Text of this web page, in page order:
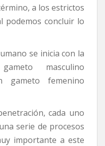
a los estrictos
podemos concluir lo
se inicia con la
masculino
gameto femenino
cada uno
serie de procesos
importante a este